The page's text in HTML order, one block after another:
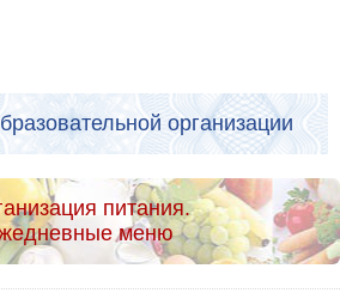
организации
питания.
меню